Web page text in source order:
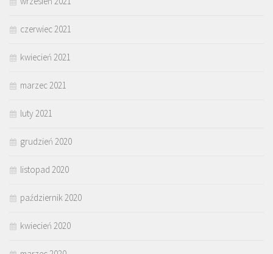
czerwiec 2021
kwiecień 2021
marzec 2021
luty 2021
grudzień 2020
listopad 2020
październik 2020
kwiecień 2020